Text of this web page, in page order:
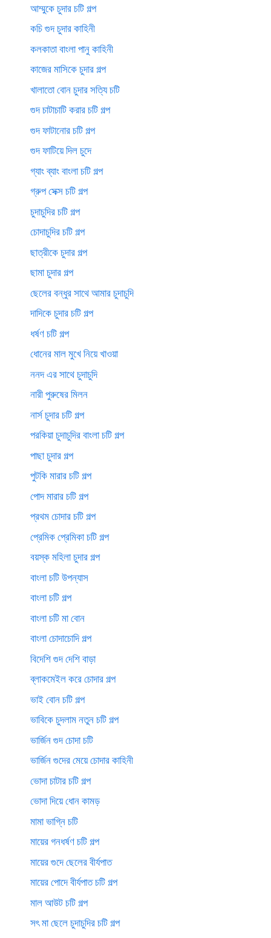
আম্মুকে চুদার চটি গল্প
কচি গুদ চুদার কাহিনী
কলকাতা বাংলা পানু কাহিনী
কাজের মাসিকে চুদার গল্প
খালাতো বোন চুদার সত্যি চটি
গুদ চাটাচাটি করার চটি গল্প
গুদ ফাটানোর চটি গল্প
গুদ ফাটিয়ে দিল চুদে
গ্যাং ব্যাং বাংলা চটি গল্প
গ্রুপ সেক্স চটি গল্প
চুদাচুদির চটি গল্প
চোদাচুদির চটি গল্প
ছাত্রীকে চুদার গল্প
ছামা চুদার গল্প
ছেলের বন্ধুর সাথে আমার চুদাচুদি
দাদিকে চুদার চটি গল্প
ধর্ষণ চটি গল্প
ধোনের মাল মুখে নিয়ে খাওয়া
ননদ এর সাথে চুদাচুদি
নারী পুরুষের মিলন
নার্স চুদার চটি গল্প
পরকিয়া চুদাচুদির বাংলা চটি গল্প
পাছা চুদার গল্প
পুটকি মারার চটি গল্প
পোদ মারার চটি গল্প
প্রথম চোদার চটি গল্প
প্রেমিক প্রেমিকা চটি গল্প
বয়স্ক মহিলা চুদার গল্প
বাংলা চটি উপন্যাস
বাংলা চটি গল্প
বাংলা চটি মা বোন
বাংলা চোদাচোদি গল্প
বিদেশি গুদ দেশি বাড়া
ব্লাকমেইল করে চোদার গল্প
ভাই বোন চটি গল্প
ভাবিকে চুদলাম নতুন চটি গল্প
ভার্জিন গুদ চোদা চটি
ভার্জিন গুদের মেয়ে চোদার কাহিনী
ভোদা চাটার চটি গল্প
ভোদা দিয়ে ধোন কামড়
মামা ভাগ্নি চটি
মায়ের গনধর্ষণ চটি গল্প
মায়ের গুদে ছেলের বীর্যপাত
মায়ের পোদে বীর্যপাত চটি গল্প
মাল আউট চটি গল্প
সৎ মা ছেলে চুদাচুদির চটি গল্প